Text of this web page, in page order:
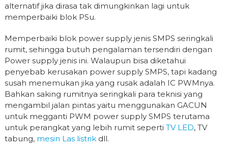
alternatif jika dirasa tak dimungkinkan lagi untuk
memperbaiki blok PSu.
Memperbaiki blok power supply jenis SMPS seringkali
rumit, sehingga butuh pengalaman tersendiri dengan
Power supply jenis ini. Walaupun bisa diketahui
penyebab kerusakan power supply SMPS, tapi kadang
susah menemukan jika yang rusak adalah IC PWMnya.
Bahkan saking rumitnya seringkali para teknisi yang
mengambil jalan pintas yaitu menggunakan GACUN
untuk megganti PWM power supply SMPS terutama
untuk perangkat yang lebih rumit seperti TV LED, TV
tabung, mesin Las listrikdll.